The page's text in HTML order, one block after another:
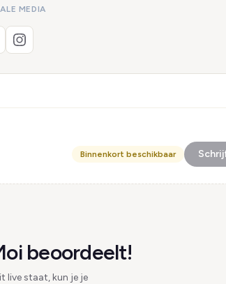
MEDIA
Binnenkort beschikbaar
beoordeelt!
live staat, kun je je